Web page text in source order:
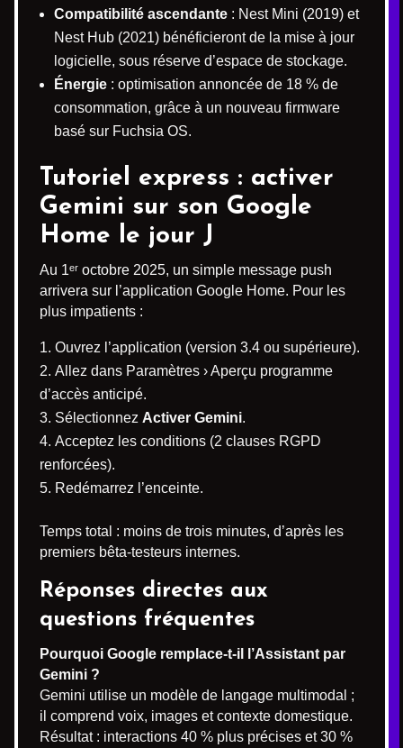
Compatibilité ascendante : Nest Mini (2019) et
Nest Hub (2021) bénéficieront de la mise à jour
logicielle, sous réserve d’espace de stockage.
Énergie : optimisation annoncée de 18 % de
consommation, grâce à un nouveau firmware
basé sur Fuchsia OS.
Tutoriel express : activer
Gemini sur son Google
Home le jour J
Au 1ᵉʳ octobre 2025, un simple message push
arrivera sur l’application Google Home. Pour les
plus impatients :
Ouvrez l’application (version 3.4 ou supérieure).
Allez dans Paramètres › Aperçu programme
d’accès anticipé.
Sélectionnez Activer Gemini.
Acceptez les conditions (2 clauses RGPD
renforcées).
Redémarrez l’enceinte.
Temps total : moins de trois minutes, d’après les
premiers bêta‐testeurs internes.
Réponses directes aux
questions fréquentes
Pourquoi Google remplace-t-il l’Assistant par
Gemini ?
Gemini utilise un modèle de langage multimodal ;
il comprend voix, images et contexte domestique.
Résultat : interactions 40 % plus précises et 30 %